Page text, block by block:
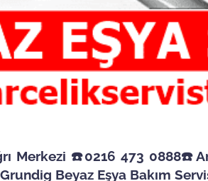
Merkezi ☎️0216 473
Beyaz Eşya Bakım